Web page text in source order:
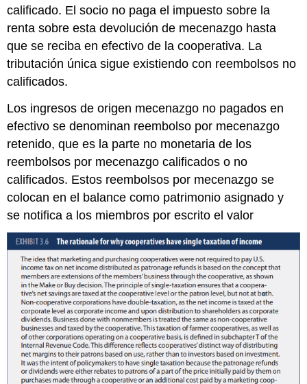
calificado. El socio no paga el impuesto sobre la
renta sobre esta devolución de mecenazgo hasta
que se reciba en efectivo de la cooperativa. La
tributación única sigue existiendo con reembolsos no
calificados.
Los ingresos de origen mecenazgo no pagados en
efectivo se denominan reembolso por mecenazgo
retenido, que es la parte no monetaria de los
reembolsos por mecenazgo calificados o no
calificados. Estos reembolsos por mecenazgo se
colocan en el balance como patrimonio asignado y
se notifica a los miembros por escrito el valor